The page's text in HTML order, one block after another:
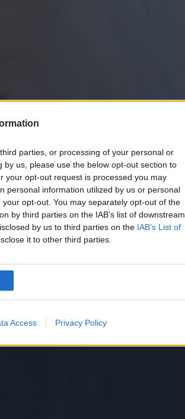
parties, or processing of your personal or
us, please use the below opt-out section to
your opt-out request is processed you may
personal information utilized by us or personal
opt-out. You may separately opt-out of the
by third parties on the IAB’s list of downstream
by us to third parties on the IAB’s List of
it to other third parties.
Access Privacy Policy